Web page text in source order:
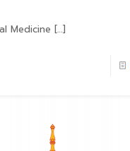
Medicine […]